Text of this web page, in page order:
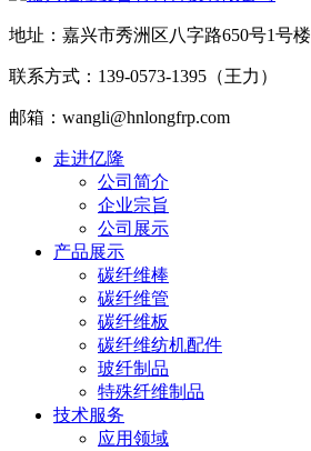
地址：嘉兴市秀洲区八字路650号1号楼
联系方式：139-0573-1395（王力）
邮箱：wangli@hnlongfrp.com
走进亿隆
公司简介
企业宗旨
公司展示
产品展示
碳纤维棒
碳纤维管
碳纤维板
碳纤维纺机配件
玻纤制品
特殊纤维制品
技术服务
应用领域